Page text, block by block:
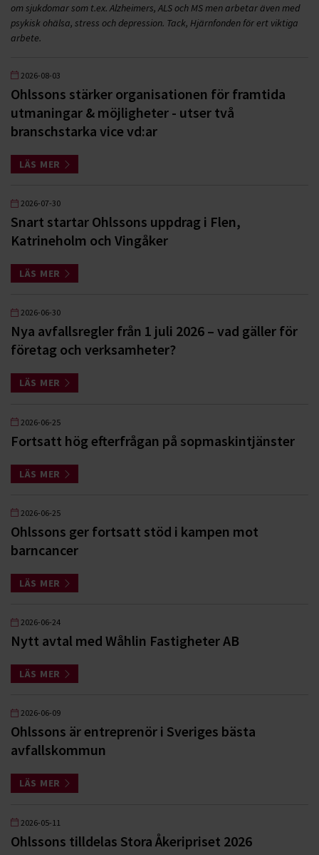
om sjukdomar som t.ex. Alzheimers, ALS och MS men arbetar även med
psykisk ohälsa, stress och depression. Tack, Hjärnfonden för ert viktiga
arbete.
2026-08-03
Ohlssons stärker organisationen för framtida
utmaningar & möjligheter - utser två
branschstarka vice vd:ar
LÄS MER
2026-07-30
Snart startar Ohlssons uppdrag i Flen,
Katrineholm och Vingåker
LÄS MER
2026-06-30
Nya avfallsregler från 1 juli 2026 – vad gäller för
företag och verksamheter?
LÄS MER
2026-06-25
Fortsatt hög efterfrågan på sopmaskintjänster
LÄS MER
2026-06-25
Ohlssons ger fortsatt stöd i kampen mot
barncancer
LÄS MER
2026-06-24
Nytt avtal med Wåhlin Fastigheter AB
LÄS MER
2026-06-09
Ohlssons är entreprenör i Sveriges bästa
avfallskommun
LÄS MER
2026-05-11
Ohlssons tilldelas Stora Åkeripriset 2026